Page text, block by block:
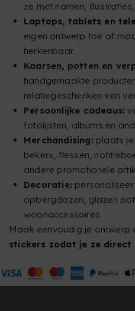
ze met namen,
Laptops, tablets en
eigen ontwerp toe of
herkenbaar.
Kaarsen, potten en
handgemaakte
relatiegeschenken een
Persoonlijke cadeaus:
fotolijsten, albums en
Merchandising: plaats
bekers, flessen,
andere promotionele
Decoratie:
opbergdozen, glazen
woonaccessoires.
Maak eenvoudig je ontwerp
stickers zodat je ze direct